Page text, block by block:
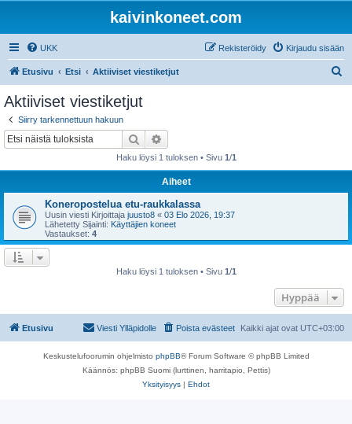
kaivinkoneet.com
UKK Kirjaudu sisään
Rekisteröidy
Etusivu Etsi Aktiiviset viestiketjut
Aktiiviset viestiketjut
Siirry tarkennettuun hakuun
Etsi
Haku löysi 1 tuloksen • Sivu 1/1
Aiheet
Koneropostelua etu-raukkalassa
Uusin viesti Kirjoittaja juusto8 « 03 Elo 2026, 19:37
Lähetetty Sijainti: Käyttäjien koneet
Vastaukset: 4
Haku löysi 1 tuloksen • Sivu 1/1
Hyppää
Etusivu Kaikki ajat ovat UTC+03:00
Poista evästeet
Viesti Ylläpidolle
Keskustelufoorumin ohjelmisto phpBB® Forum Software © phpBB Limited
Käännös: phpBB Suomi (lurttinen, harritapio, Pettis)
Yksityisyys | Ehdot